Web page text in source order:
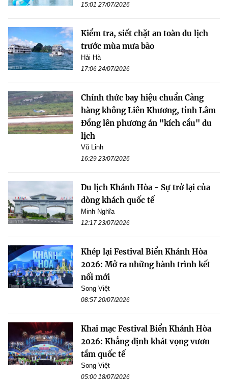
15:01 27/07/2026
Kiểm tra, siết chặt an toàn du lịch
trước mùa mưa bão
Hải Hà
17:06 24/07/2026
Chính thức bay hiệu chuẩn Cảng
hàng không Liên Khương, tỉnh Lâm
Đồng lên phương án "kích cầu" du
lịch
Vũ Linh
16:29 23/07/2026
Du lịch Khánh Hòa - Sự trở lại của
dòng khách quốc tế
Minh Nghĩa
12:17 23/07/2026
Khép lại Festival Biển Khánh Hòa
2026: Mở ra những hành trình kết
nối mới
Song Việt
08:57 20/07/2026
Khai mạc Festival Biển Khánh Hòa
2026: Khẳng định khát vọng vươn
tầm quốc tế
Song Việt
05:00 18/07/2026